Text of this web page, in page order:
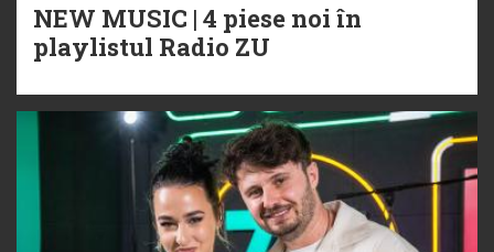
NEW MUSIC | 4 piese noi în
playlistul Radio ZU